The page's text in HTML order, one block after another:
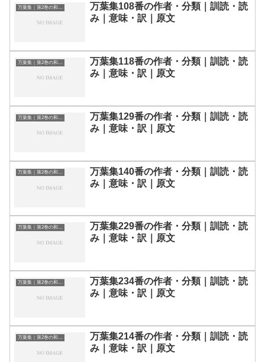
万葉集108番の作者・分類｜訓読・読
み｜意味・訳｜原文
万葉集｜第2巻の和歌一覧
万葉集118番の作者・分類｜訓読・読
み｜意味・訳｜原文
万葉集｜第2巻の和歌一覧
万葉集129番の作者・分類｜訓読・読
み｜意味・訳｜原文
万葉集｜第2巻の和歌一覧
万葉集140番の作者・分類｜訓読・読
み｜意味・訳｜原文
万葉集｜第2巻の和歌一覧
万葉集229番の作者・分類｜訓読・読
み｜意味・訳｜原文
万葉集｜第2巻の和歌一覧
万葉集234番の作者・分類｜訓読・読
み｜意味・訳｜原文
万葉集｜第2巻の和歌一覧
万葉集214番の作者・分類｜訓読・読
み｜意味・訳｜原文